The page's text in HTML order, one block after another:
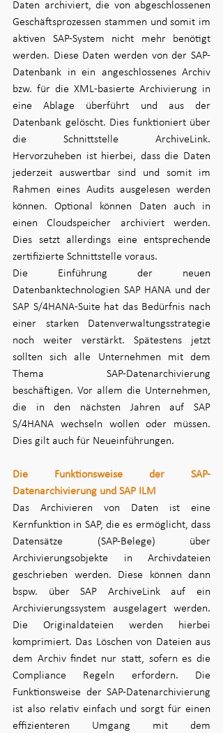
Daten archiviert, die von abgeschlossenen
Geschäftsprozessen stammen und somit im
aktiven SAP-System nicht mehr benötigt
werden. Diese Daten werden von der SAP-
Datenbank in ein angeschlossenes Archiv
bzw. für die XML-basierte Archivierung in
eine Ablage überführt und aus der
Datenbank gelöscht. Dies funktioniert über
die Schnittstelle ArchiveLink.
Hervorzuheben ist hierbei, dass die Daten
jederzeit auswertbar sind und somit im
Rahmen eines Audits ausgelesen werden
können. Optional können Daten auch in
einen Cloudspeicher archiviert werden.
Dies setzt allerdings eine entsprechende
zertifizierte Schnittstelle voraus.
Die Einführung der neuen
Datenbanktechnologien SAP HANA und der
SAP S/4HANA-Suite hat das Bedürfnis nach
einer starken Datenverwaltungsstrategie
noch weiter verstärkt. Spätestens jetzt
sollten sich alle Unternehmen mit dem
Thema SAP-Datenarchivierung
beschäftigen. Vor allem die Unternehmen,
die in den nächsten Jahren auf SAP
S/4HANA wechseln wollen oder müssen.
Dies gilt auch für Neueinführungen.
Die Funktionsweise der SAP-
Datenarchivierung und SAP ILM
Das Archivieren von Daten ist eine
Kernfunktion in SAP, die es ermöglicht, dass
Datensätze (SAP-Belege) über
Archivierungsobjekte in Archivdateien
geschrieben werden. Diese können dann
bspw. über SAP ArchiveLink auf ein
Archivierungssystem ausgelagert werden.
Die Originaldateien werden hierbei
komprimiert. Das Löschen von Dateien aus
dem Archiv findet nur statt, sofern es die
Compliance Regeln erfordern. Die
Funktionsweise der SAP-Datenarchivierung
ist also relativ einfach und sorgt für einen
effizienteren Umgang mit dem